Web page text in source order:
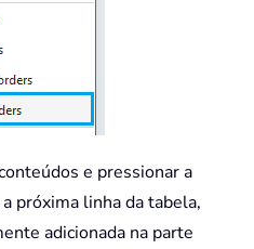
e pressionar a
próxima linha da tabela,
adicionada na parte